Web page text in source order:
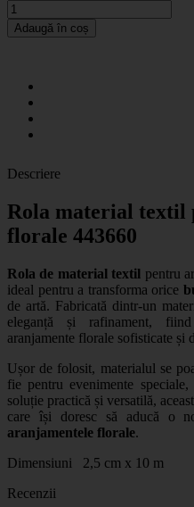
Adaugă în coș
Descriere
Rola material textil
florale 443660
Rola de material textil pentru
ideal pentru a transforma orice
de artă. Fabricată dintr-un
eleganță și rafinament,
aranjamente florale sofisticate și
Ușor de folosit, materialul se
fie pentru evenimente
soluție practică și versatilă,
care își doresc să aducă o
aranjamentele florale.
Dimensiuni 2,5 cm x 10 m
Recenzii